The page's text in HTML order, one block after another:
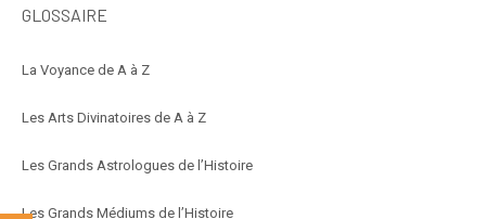
GLOSSAIRE
La Voyance de A à Z
Les Arts Divinatoires de A à Z
Les Grands Astrologues de l’Histoire
Les Grands Médiums de l’Histoire